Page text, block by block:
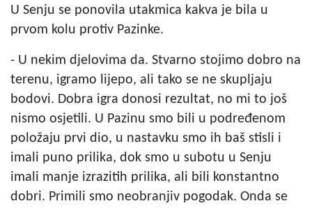
U Senju se ponovila utakmica kakva je bila u
prvom kolu protiv Pazinke.
- U nekim djelovima da. Stvarno stojimo dobro na
terenu, igramo lijepo, ali tako se ne skupljaju
bodovi. Dobra igra donosi rezultat, no mi to još
nismo osjetili. U Pazinu smo bili u podređenom
položaju prvi dio, u nastavku smo ih baš stisli i
imali puno prilika, dok smo u subotu u Senju
imali manje izrazitih prilika, ali bili konstantno
dobri. Primili smo neobranjiv pogodak. Onda se